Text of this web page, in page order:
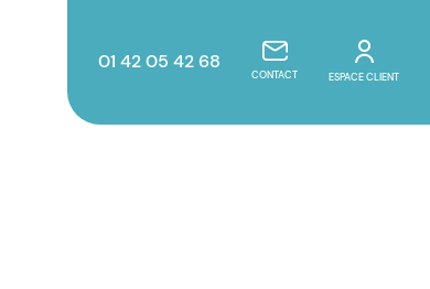
01 42 05 42 68
CONTACT ESPACE CLIENT